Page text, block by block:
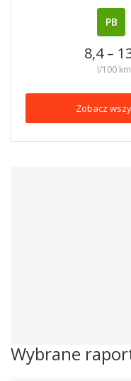
PB
8,4 –
l/100 km
Zobacz
Wybrane